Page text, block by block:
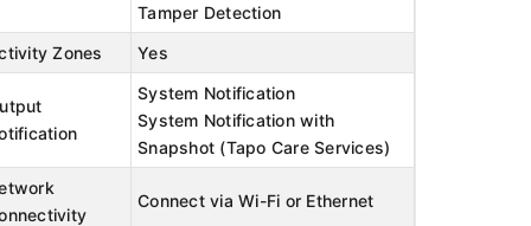
Tamper Detection
Zones
Yes
System Notification
System Notification with
Snapshot (Tapo Care Services)
Connect via Wi-Fi or Ethernet